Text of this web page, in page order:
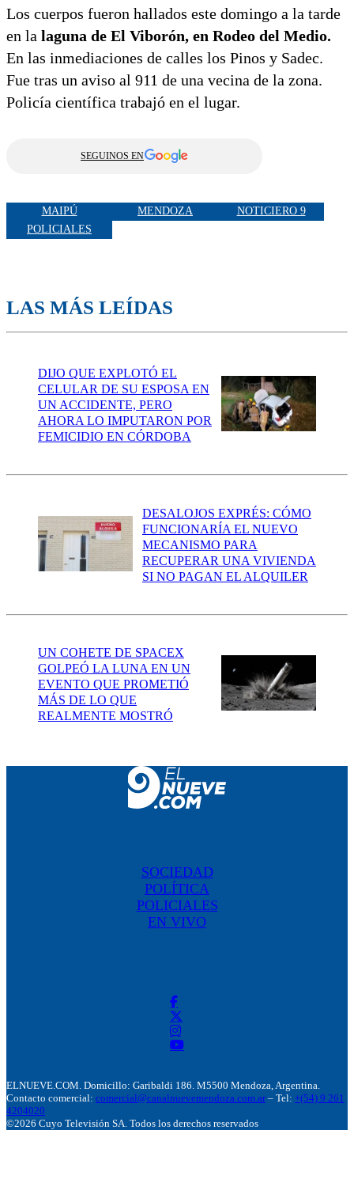
Los cuerpos fueron hallados este domingo a la tarde
en la laguna de El Viborón, en Rodeo del Medio.
En las inmediaciones de calles los Pinos y Sadec.
Fue tras un aviso al 911 de una vecina de la zona.
Policía científica trabajó en el lugar.
SEGUINOS EN
MAIPÚ MENDOZA
NOTICIERO 9
POLICIALES
LAS MÁS LEÍDAS
DIJO QUE EXPLOTÓ EL
CELULAR DE SU ESPOSA EN
UN ACCIDENTE, PERO
AHORA LO IMPUTARON POR
FEMICIDIO EN CÓRDOBA
DESALOJOS EXPRÉS: CÓMO
FUNCIONARÍA EL NUEVO
MECANISMO PARA
RECUPERAR UNA VIVIENDA
SI NO PAGAN EL ALQUILER
UN COHETE DE SPACEX
GOLPEÓ LA LUNA EN UN
EVENTO QUE PROMETIÓ
MÁS DE LO QUE
REALMENTE MOSTRÓ
SOCIEDAD
POLÍTICA
POLICIALES
EN VIVO
ELNUEVE.COM. Domicillo: Garibaldi 186. M5500 Mendoza, Argentina.
Contacto comercial: comercial@canalnuevemendoza.com.ar – Tel: +(54) 9 261
4204020
©2026 Cuyo Televisión SA. Todos los derechos reservados